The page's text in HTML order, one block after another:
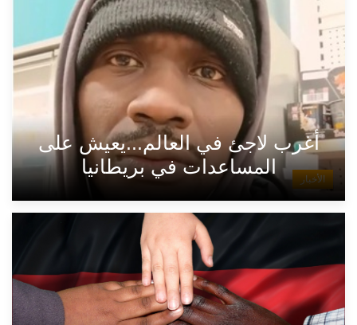
الأخبار
أغرب لاجئ في العالم...يعيش على
المساعدات في بريطانيا